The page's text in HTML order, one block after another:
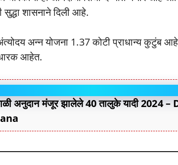
सुद्धा शासनाने दिली आहे.
अन्न योजना 1.37 कोटी प्राधान्य कुटुंब
आहेत.
अनुदान मंजूर झालेले 40 तालुके यादी 2024